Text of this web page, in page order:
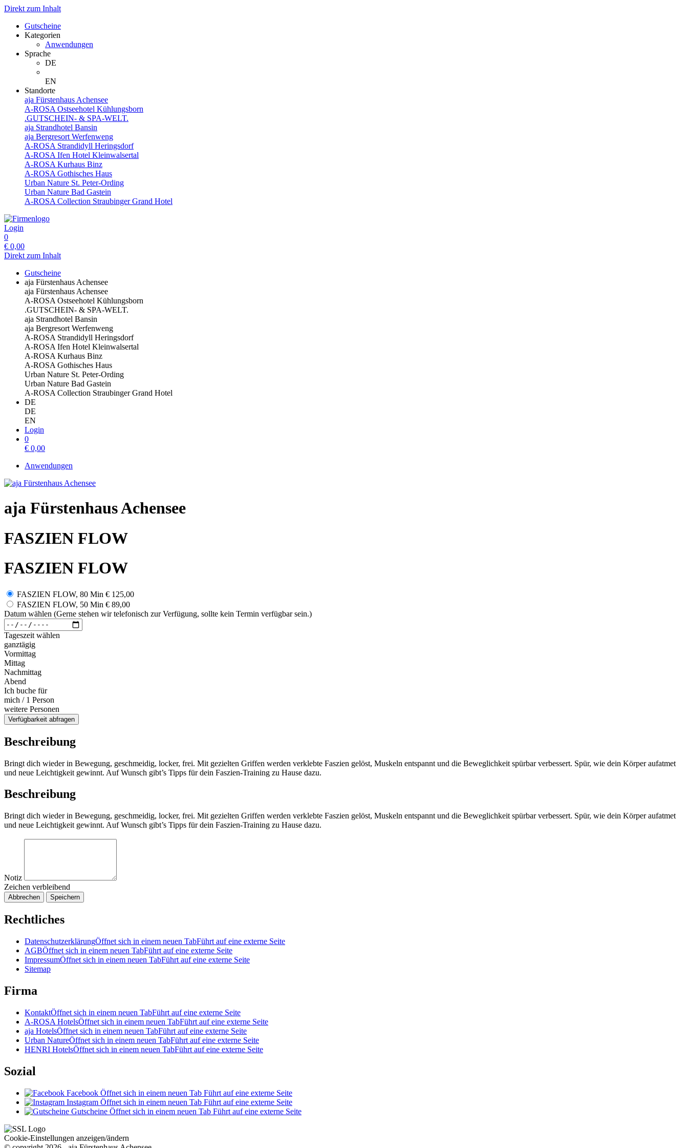
Direkt zum Inhalt
Gutscheine
Kategorien
Anwendungen
Sprache
DE
EN
Standorte
aja Fürstenhaus Achensee
A-ROSA Ostseehotel Kühlungsborn
.GUTSCHEIN- & SPA-WELT.
aja Strandhotel Bansin
aja Bergresort Werfenweng
A-ROSA Strandidyll Heringsdorf
A-ROSA Ifen Hotel Kleinwalsertal
A-ROSA Kurhaus Binz
A-ROSA Gothisches Haus
Urban Nature St. Peter-Ording
Urban Nature Bad Gastein
A-ROSA Collection Straubinger Grand Hotel
Login
0
€ 0,00
Direkt zum Inhalt
Gutscheine
aja Fürstenhaus Achensee
aja Fürstenhaus Achensee
A-ROSA Ostseehotel Kühlungsborn
.GUTSCHEIN- & SPA-WELT.
aja Strandhotel Bansin
aja Bergresort Werfenweng
A-ROSA Strandidyll Heringsdorf
A-ROSA Ifen Hotel Kleinwalsertal
A-ROSA Kurhaus Binz
A-ROSA Gothisches Haus
Urban Nature St. Peter-Ording
Urban Nature Bad Gastein
A-ROSA Collection Straubinger Grand Hotel
DE
DE
EN
Login
0
€ 0,00
Anwendungen
aja Fürstenhaus Achensee
FASZIEN FLOW
FASZIEN FLOW
FASZIEN FLOW, 80 Min € 125,00
FASZIEN FLOW, 50 Min € 89,00
Datum wählen (Gerne stehen wir telefonisch zur Verfügung, sollte kein Termin verfügbar sein.)
Tageszeit wählen
ganztägig
Vormittag
Mittag
Nachmittag
Abend
Ich buche für
mich / 1 Person
weitere Personen
Verfügbarkeit abfragen
Beschreibung
Bringt dich wieder in Bewegung, geschmeidig, locker, frei. Mit gezielten Griffen werden verklebte Faszien gelöst, Muskeln entspannt und die Beweglichkeit spürbar verbessert. Spür, wie dein Körper aufatmet
und neue Leichtigkeit gewinnt. Auf Wunsch gibt’s Tipps für dein Faszien-Training zu Hause dazu.
Beschreibung
Bringt dich wieder in Bewegung, geschmeidig, locker, frei. Mit gezielten Griffen werden verklebte Faszien gelöst, Muskeln entspannt und die Beweglichkeit spürbar verbessert. Spür, wie dein Körper aufatmet
und neue Leichtigkeit gewinnt. Auf Wunsch gibt’s Tipps für dein Faszien-Training zu Hause dazu.
Notiz
Zeichen verbleibend
Abbrechen Speichern
Rechtliches
DatenschutzerklärungÖffnet sich in einem neuen TabFührt auf eine externe Seite
AGBÖffnet sich in einem neuen TabFührt auf eine externe Seite
ImpressumÖffnet sich in einem neuen TabFührt auf eine externe Seite
Sitemap
Firma
KontaktÖffnet sich in einem neuen TabFührt auf eine externe Seite
A-ROSA HotelsÖffnet sich in einem neuen TabFührt auf eine externe Seite
aja HotelsÖffnet sich in einem neuen TabFührt auf eine externe Seite
Urban NatureÖffnet sich in einem neuen TabFührt auf eine externe Seite
HENRI HotelsÖffnet sich in einem neuen TabFührt auf eine externe Seite
Sozial
Facebook Öffnet sich in einem neuen Tab Führt auf eine externe Seite
Instagram Öffnet sich in einem neuen Tab Führt auf eine externe Seite
Gutscheine Öffnet sich in einem neuen Tab Führt auf eine externe Seite
Cookie-Einstellungen anzeigen/ändern